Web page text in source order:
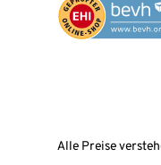
Alle Preise